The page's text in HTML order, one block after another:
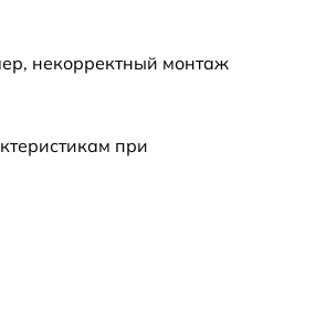
некорректный монтаж
при